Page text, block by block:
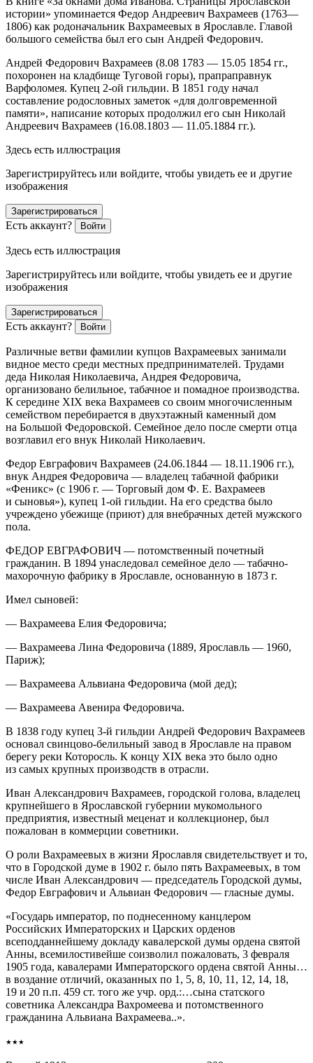
истории» упоминается Федор Андреевич Вахрамеев (1763—
1806) как родоначальник Вахрамеевых в Ярославле. Главой
большого семейства был его сын Андрей Федорович.
Андрей Федорович Вахрамеев (8.08 1783 — 15.05 1854 гг.,
похоронен на кладбище Туговой горы), прапраправнук
Варфоломея. Купец 2-ой гильдии. В 1851 году начал
составление родословных заметок «для долговременной
памяти», написание которых продолжил его сын Николай
Андреевич Вахрамеев (16.08.1803 — 11.05.1884 гг.).
Здесь есть иллюстрация
Зарегистрируйтесь или войдите, чтобы увидеть ее и другие
изображения
Зарегистрироваться
Есть аккаунт? Войти
Здесь есть иллюстрация
Зарегистрируйтесь или войдите, чтобы увидеть ее и другие
изображения
Зарегистрироваться
Есть аккаунт? Войти
Различные ветви фамилии купцов Вахрамеевых занимали
видное место среди местных предпринимателей. Трудами
деда Николая Николаевича, Андрея Федоровича,
организовано белильное, табачное и помадное производства.
К середине XIX века Вахрамеев со своим многочисленным
семейством перебирается в двухэтажный каменный дом
на Большой Федоровской. Семейное дело после смерти отца
возглавил его внук Николай Николаевич.
Федор Евграфович Вахрамеев (24.06.1844 — 18.11.1906 гг.),
внук Андрея Федоровича — владелец табачной фабрики
«Феникс» (с 1906 г. — Торговый дом Ф. Е. Вахрамеев
и сыновья»), купец 1-ой гильдии. На его средства было
учреждено убежище (приют) для внебрачных детей мужского
пола.
ФЕДОР ЕВГРАФОВИЧ — потомственный почетный
гражданин. В 1894 унаследовал семейное дело — табачно-
махорочную фабрику в Ярославле, основанную в 1873 г.
Имел сыновей:
— Вахрамеева Елия Федоровича;
— Вахрамеева Лина Федоровича (1889, Ярославль — 1960,
Париж);
— Вахрамеева Альвиана Федоровича (мой дед);
— Вахрамеева Авенира Федоровича.
В 1838 году купец 3-й гильдии Андрей Федорович Вахрамеев
основал свинцово-белильный завод в Ярославле на правом
берегу реки Которосль. К концу XIX века это было одно
из самых крупных производств в отрасли.
Иван Александрович Вахрамеев, городской голова, владелец
крупнейшего в Ярославской губернии мукомольного
предприятия, известный меценат и коллекционер, был
пожалован в коммерции советники.
О роли Вахрамеевых в жизни Ярославля свидетельствует и то,
что в Городской думе в 1902 г. было пять Вахрамеевых, в том
числе Иван Александрович — председатель Городской думы,
Федор Евграфович и Альвиан Федорович — гласные думы.
«Государь император, по поднесенному канцлером
Российских Императорских и Царских орденов
всеподданнейшему докладу кавалерской думы ордена святой
Анны, всемилостивейше соизволил пожаловать, 3 февраля
1905 года, кавалерами Императорского ордена святой Анны…
в воздание отличий, оказанных по 1, 5, 8, 10, 11, 12, 14, 18,
19 и 20 п.п. 459 ст. того же учр. орд.:…сына статского
советника Александра Вахромеева и потомственного
гражданина Альвиана Вахрамеева..».
٭٭٭